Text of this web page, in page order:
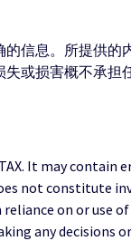
信息。所提供的
或损害概不承担
It may contain
not constitute
reliance on or use
any decisions